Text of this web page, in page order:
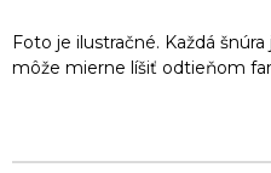
Foto je ilustračné. Každá
môže mierne líšiť odtieňom